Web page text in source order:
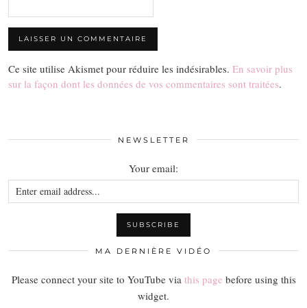
Ce site utilise Akismet pour réduire les indésirables. En savoir plus
sur la façon dont les données de vos commentaires sont traitées.
NEWSLETTER
Your email:
MA DERNIÈRE VIDÉO
Please connect your site to YouTube via this page before using this
widget.